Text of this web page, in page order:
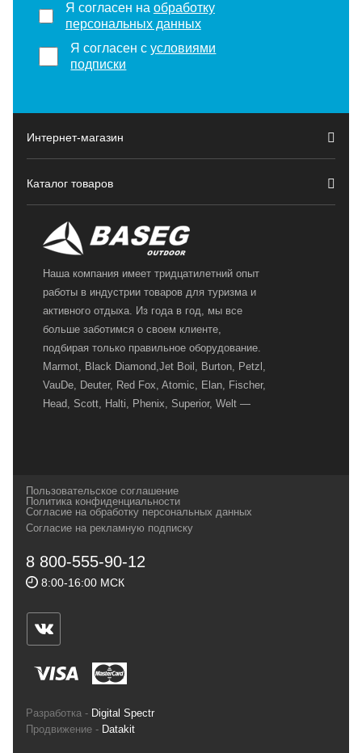
Я согласен на обработку
персональных данных
Я согласен сусловиями
подписки
Интернет-магазин
Каталог товаров
Наша компания имеет тридцатилетний опыт
работы в индустрии товаров для туризма и
активного отдыха. Из года в год, мы все
больше заботимся о своем клиенте,
подбирая только правильное оборудование.
Marmot, Black Diamond,Jet Boil, Burton, Petzl,
VauDe, Deuter, Red Fox, Atomic, Elan, Fischer,
Head, Scott, Halti, Phenix, Superior, Welt —
и взыскательных путешественников,
спортсменов и отдыхающих.
Геннадьевич
ИНН 590300057023 ОГРН 304590319000121
ул.Советская, 25, магазин Басег.
Тел./факс (342) 2101242
Пользовательское соглашение
Политика конфиденциальности
Согласие на обработку персональных данных
Согласие на рекламную подписку
8 800-555-90-12
8:00-16:00 МСК
Разработка - Digital Spectr
Продвижение - Datakit